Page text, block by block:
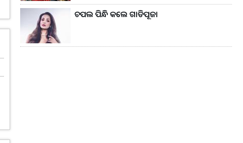
ଚପଲ ପିନ୍ଧି କଲେ ଗାଡିପୂଜା